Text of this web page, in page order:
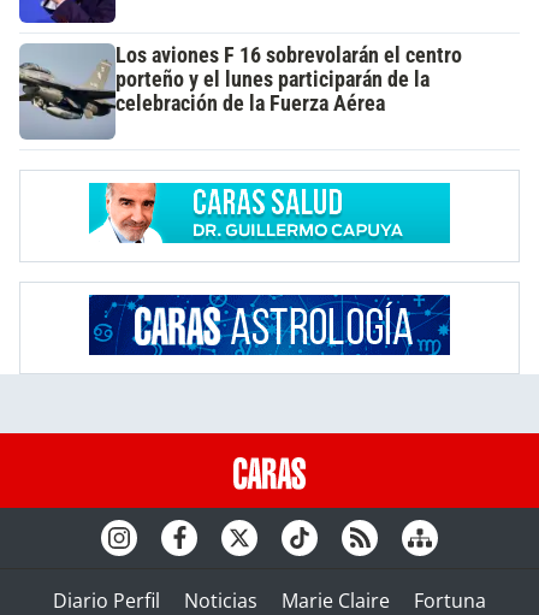
Los aviones F 16 sobrevolarán el centro
porteño y el lunes participarán de la
celebración de la Fuerza Aérea
Diario Perfil Noticias Marie Claire
Fortuna